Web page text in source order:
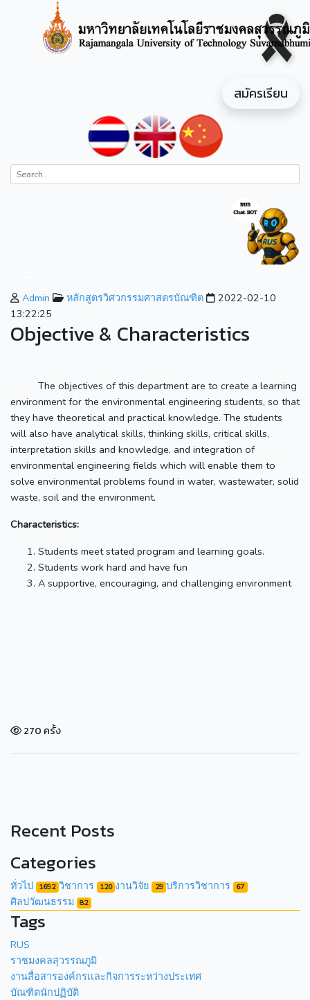
สมัครเรียน
Admin หลักสูตรวิศวกรรมศาสตรบัณฑิต
2022-02-10
13:22:25
Objective & Characteristics
The objectives of this department are to create a learning
environment for the environmental engineering students, so that
they have theoretical and practical knowledge. The students
will also have analytical skills, thinking skills, critical skills,
interpretation skills and knowledge, and integration of
environmental engineering fields which will enable them to
solve environmental problems found in water, wastewater, solid
waste, soil and the environment.
Characteristics:
Students meet stated program and learning goals.
Students work hard and have fun
A supportive, encouraging, and challenging environment
270 ครั้ง
Recent Posts
Categories
ทั่วไป 1692 วิชาการ 120 งานวิจัย 29 บริการวิชาการ 67
ศิลปวัฒนธรรม 82
Tags
RUS
ราชมงคลสุวรรณภูมิ
งานสื่อสารองค์กรเเละกิจการระหว่างประเทศ
บัณฑิตนักปฏิบัติ